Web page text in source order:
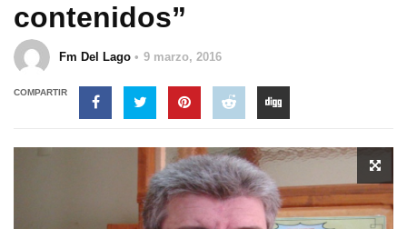
contenidos”
Fm Del Lago 9 marzo, 2016
COMPARTIR